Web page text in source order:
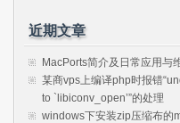
近期文章
MacPorts简介及日常应用与
某商vps上编译php时报错
to `libiconv_open’”的处理
windows下安装zip压缩布的